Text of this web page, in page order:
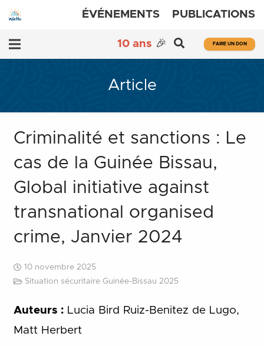
ÉVÉNEMENTS PUBLICATIONS
10 ans 🎉 FAIRE UN DON
Article
Criminalité et sanctions : Le
cas de la Guinée Bissau,
Global initiative against
transnational organised
crime, Janvier 2024
10 novembre 2025
Situation sécuritaire Guinée-Bissau 2025
Auteurs : Lucia Bird Ruiz-Benitez de Lugo,
Matt Herbert